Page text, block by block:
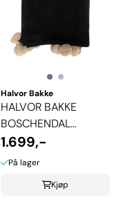
Halvor Bakke
HALVOR BAKKE
BOSCHENDAL
SENGETEPPE
1.699,-
På lager
Kjøp